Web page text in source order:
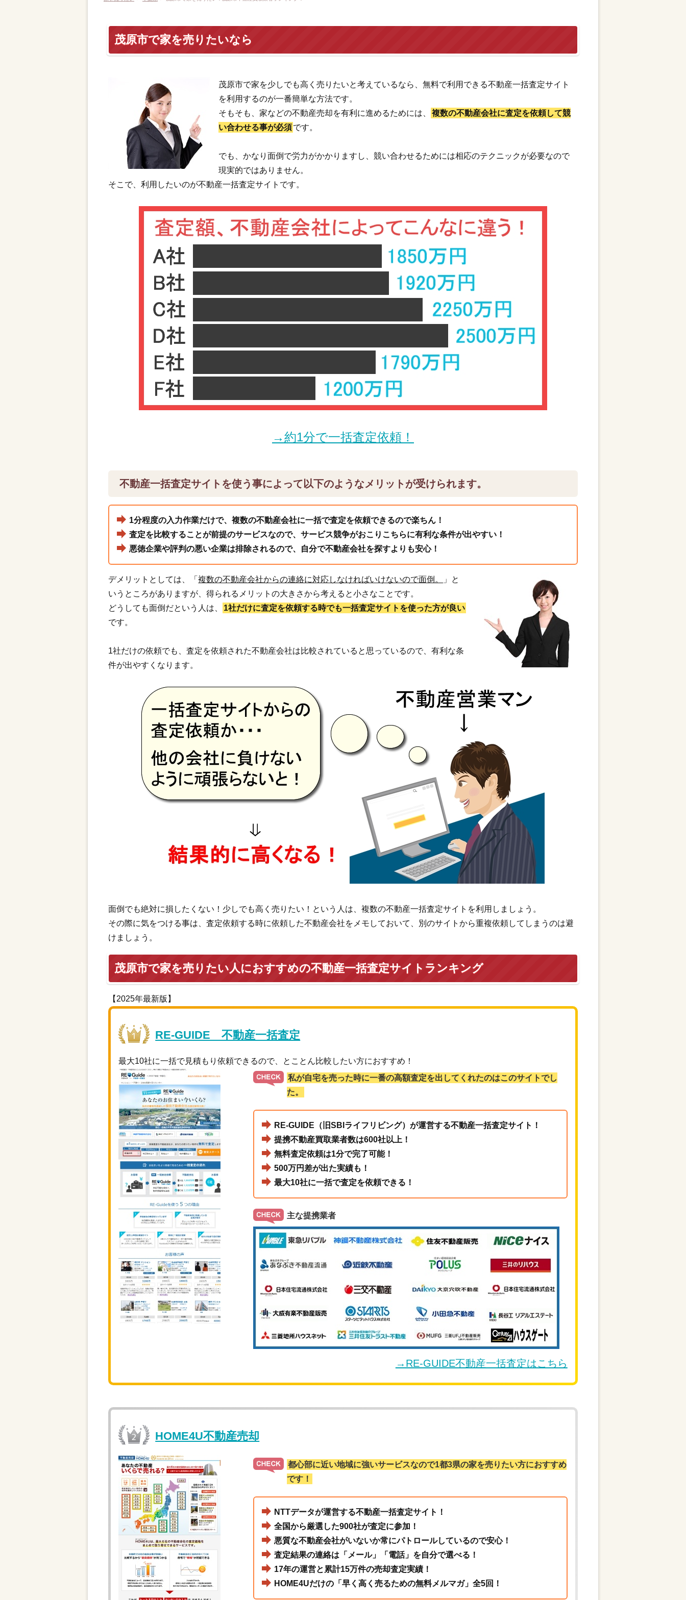
茂原市で家を売りたいなら
茂原市で家を少しでも高く売りたいと考えているなら、無料で利用できる不動産一括査定サイト
を利用するのが一番簡単な方法です。
そもそも、家などの不動産売却を有利に進めるためには、
複数の不動産会社に査定を依頼して競
い合わせる事が必須です。
でも、かなり面倒で労力がかかりますし、競い合わせるためには相応のテクニックが必要なので
現実的ではありません。
そこで、利用したいのが不動産一括査定サイトです。
→約1分で一括査定依頼！
不動産一括査定サイトを使う事によって以下のようなメリットが受けられます。
1分程度の入力作業だけで、複数の不動産会社に一括で査定を依頼できるので楽ちん！
査定を比較することが前提のサービスなので、サービス競争がおこりこちらに有利な条件が出やすい！
悪徳企業や評判の悪い企業は排除されるので、自分で不動産会社を探すよりも安心！
デメリットとしては、「複数の不動産会社からの連絡に対応しなければいけないので面倒。
」と
いうところがありますが、得られるメリットの大きさから考えると小さなことです。
どうしても面倒だという人は、
1社だけに査定を依頼する時でも一括査定サイトを使った方が良い
です。
1社だけの依頼でも、査定を依頼された不動産会社は比較されていると思っているので、有利な条
件が出やすくなります。
面倒でも絶対に損したくない！少しでも高く売りたい！という人は、複数の不動産一括査定サイトを利用しましょう。
その際に気をつける事は、査定依頼する時に依頼した不動産会社をメモしておいて、別のサイトから重複依頼してしまうのは避
けましょう。
茂原市で家を売りたい人におすすめの不動産一括査定サイトランキング
【2025年最新版】
RE-GUIDE 不動産一括査定
最大10社に一括で見積もり依頼できるので、とことん比較したい方におすすめ！
私が自宅を売った時に一番の高額査定を出してくれたのはこのサイトでし
た。
RE-GUIDE（旧SBIライフリビング）が運営する不動産一括査定サイト！
提携不動産買取業者数は600社以上！
無料査定依頼は1分で完了可能！
500万円差が出た実績も！
最大10社に一括で査定を依頼できる！
主な提携業者
→RE-GUIDE不動産一括査定はこちら
HOME4U不動産売却
都心部に近い地域に強いサービスなので1都3県の家を売りたい方におすすめ
です！
NTTデータが運営する不動産一括査定サイト！
全国から厳選した900社が査定に参加！
悪質な不動産会社がいないか常にパトロールしているので安心！
査定結果の連絡は「メール」「電話」を自分で選べる！
17年の運営と累計15万件の売却査定実績！
HOME4Uだけの「早く高く売るための無料メルマガ」全5回！